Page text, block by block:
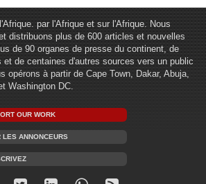
par l'Afrique et sur l'Afrique. Nous
distribuons plus de 600 articles et nouvelles
de 90 organes de presse du continent, de
et de centaines d'autres sources vers un public
opérons à partir de Cape Town, Dakar, Abuja,
Washington DC.
OUR WORK
LES ANNONCEURS